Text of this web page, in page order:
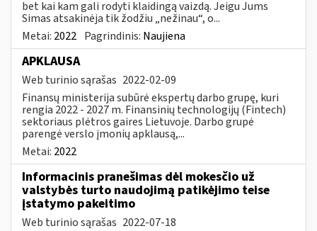
bet kai kam gali rodyti klaidingą vaizdą. Jeigu Jums
Simas atsakinėja tik žodžiu „nežinau“, o...
Metai: 2022 Pagrindinis: Naujiena
APKLAUSA
Web turinio sąrašas 2022-02-09
Finansų ministerija subūrė ekspertų darbo grupę, kuri
rengia 2022 - 2027 m. Finansinių technologijų (Fintech)
sektoriaus plėtros gaires Lietuvoje. Darbo grupė
parengė verslo įmonių apklausą,...
Metai: 2022
Informacinis pranešimas dėl mokesčio už
valstybės turto naudojimą patikėjimo teise
įstatymo pakeitimo
Web turinio sąrašas 2022-07-18